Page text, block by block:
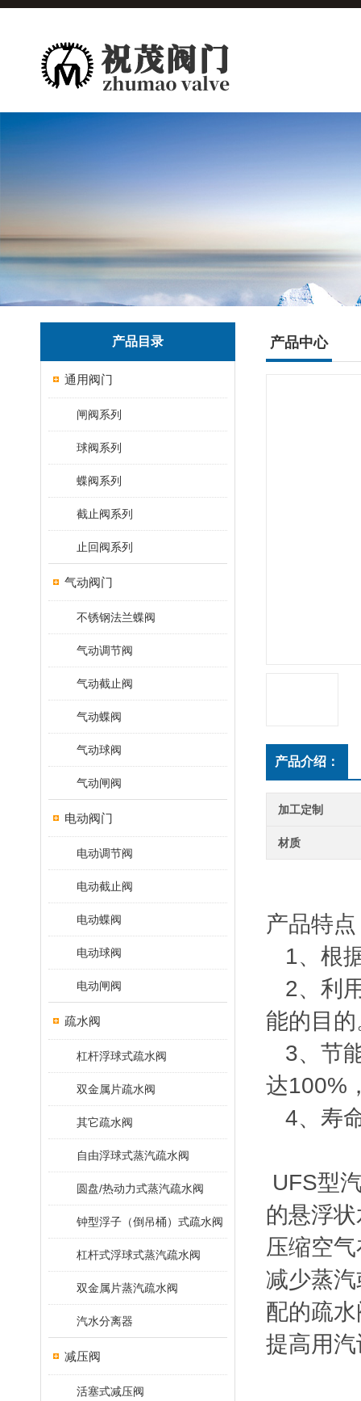
产品目录
通用阀门
闸阀系列
球阀系列
蝶阀系列
截止阀系列
止回阀系列
气动阀门
不锈钢法兰蝶阀
气动调节阀
气动截止阀
气动蝶阀
气动球阀
气动闸阀
电动阀门
电动调节阀
电动截止阀
电动蝶阀
电动球阀
电动闸阀
疏水阀
杠杆浮球式疏水阀
双金属片疏水阀
其它疏水阀
自由浮球式蒸汽疏水阀
圆盘/热动力式蒸汽疏水阀
钟型浮子（倒吊桶）式疏水阀
杠杆式浮球式蒸汽疏水阀
双金属片蒸汽疏水阀
汽水分离器
减压阀
活塞式减压阀
产品中心
产品介绍：
加工定制
材质
产品特
1、根
2、利
能的目的
3、节
达100%
4、寿
UFS型
的悬浮
压缩空
减少蒸
配的疏
提高用